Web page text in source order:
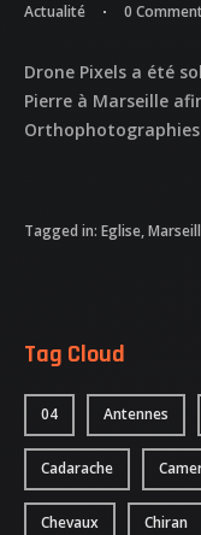
Actualité 0
Drone Pixels a été
Pierre à Marseille
Tagged in: Eglise,
Tag Cloud
04 Antennes
Cadarache
Chevaux Chiran